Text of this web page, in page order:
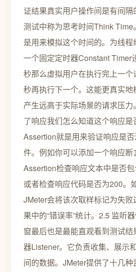
证结果真实用户操作间是有间
测试中称为思考时间Think
是用来模拟这个时间的。为线
一个固定定时器Constant Timer
秒那么虚拟用户在执行完上一
秒再执行下一个。这能更真实
产生远高于实际场景的请求压
了响应我们怎么知道这个响应
Assertion就是用来验证响应是
件。例如你可以添加一个响应
Assertion检查响应文本中是否包
或者检查响应代码是否为200。
JMeter会将该次取样标记为失
果中的“错误率”统计。2.5 监听
窗最后也是最能直观看到测试
器Listener。它负责收集、展示
间的数据。JMeter提供了十几